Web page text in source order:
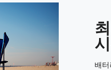
배